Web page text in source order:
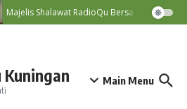
Majelis Shalawat RadioQu Bersama Ust.
Kuningan Main Menu